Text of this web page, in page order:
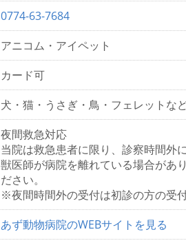
0774-63-7684
アニコム・アイペット
カード可
犬・猫・うさぎ・鳥・フェレットな
夜間救急対応
当院は救急患者に限り、診察時間外
獣医師が病院を離れている場合があ
ださい。
※夜間時間外の受付は初診の方の受
あず動物病院のWEBサイトを見る